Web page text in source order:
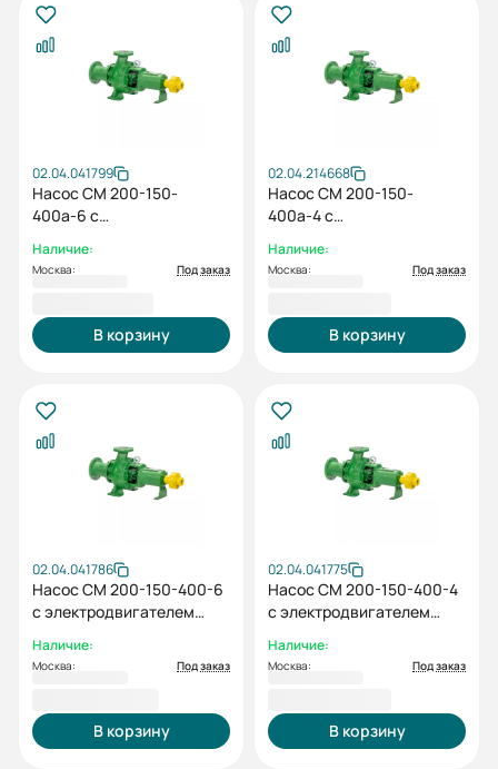
02.04.041799
Насос СМ 200-150-
400а-6 с
22/1000
Наличие:
Москва: Под заказ
В корзину
02.04.214668
Насос СМ 200-150-
400а-4 с
90/1500
Наличие:
Москва: Под заказ
В корзину
02.04.041786
Насос СМ 200-150-400-6
с электродвигателем
Наличие:
Москва: Под заказ
В корзину
02.04.041775
Насос СМ 200-150-400-4
с электродвигателем
Наличие:
Москва: Под заказ
В корзину